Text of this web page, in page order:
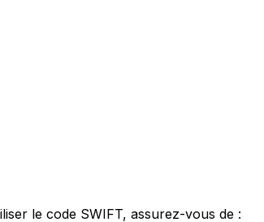
le code SWIFT, assurez-vous de :